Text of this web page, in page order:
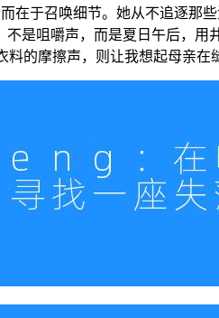
在于召唤细节。她从不追逐
不是咀嚼声，而是夏日午后，
的摩擦声，则让我想起母亲在